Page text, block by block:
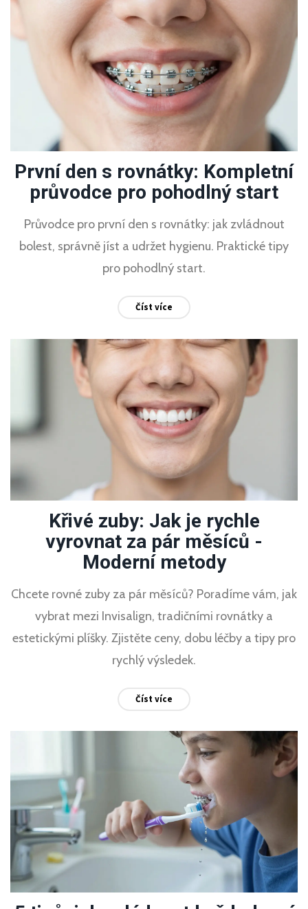
První den s rovnátky: Kompletní
průvodce pro pohodlný start
Průvodce pro první den s rovnátky: jak zvládnout
bolest, správně jíst a udržet hygienu. Praktické tipy
pro pohodlný start.
Číst více
Křivé zuby: Jak je rychle
vyrovnat za pár měsíců -
Moderní metody
Chcete rovné zuby za pár měsíců? Poradíme vám, jak
vybrat mezi Invisalign, tradičními rovnátky a
estetickými plíšky. Zjistěte ceny, dobu léčby a tipy pro
rychlý výsledek.
Číst více